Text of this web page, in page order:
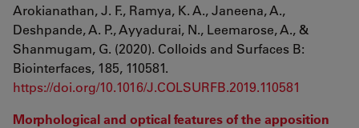
Arokianathan, J. F., Ramya, K. A., Janeena, A.,
Deshpande, A. P., Ayyadurai, N., Leemarose, A., &
Shanmugam, G. (2020). Colloids and Surfaces B:
Biointerfaces, 185, 110581.
https://doi.org/10.1016/J.COLSURFB.2019.110581
Morphological and optical features of the apposition